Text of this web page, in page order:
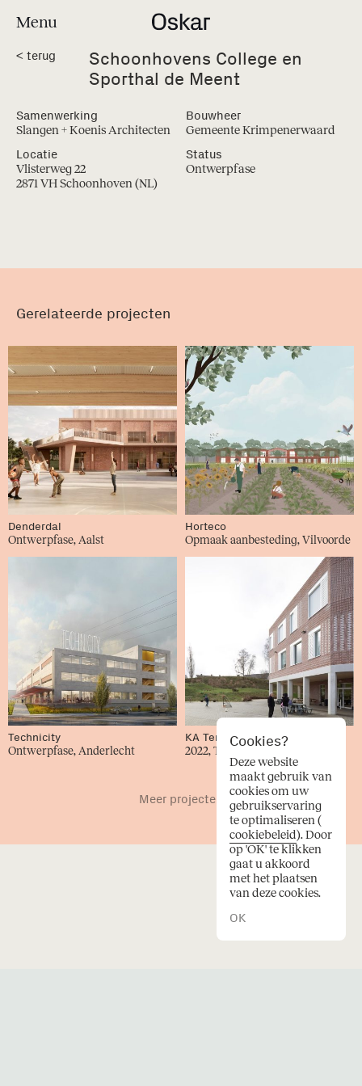
Menu
Schoonhovens College en
Sporthal de Meent
Samenwerking
Slangen + Koenis Architecten
Locatie
Vlisterweg 22
2871 VH Schoonhoven (NL)
Bouwheer
Gemeente Krimpenerwaard
Status
Ontwerpfase
< terug
Gerelateerde projecten
Denderdal
Ontwerpfase, Aalst
Horteco
Opmaak aanbesteding, Vilvoorde
Technicity
Ontwerpfase, Anderlecht
KA Tervuren
2022, Tervuren
Meer projecten
e Privacy a Cookies
Cookies?
Deze website
maakt gebruik van
cookies om uw
gebruikservaring
te optimaliseren (
cookiebeleid). Door
op 'OK' te klikken
gaat u akkoord
met het plaatsen
van deze cookies.
OK